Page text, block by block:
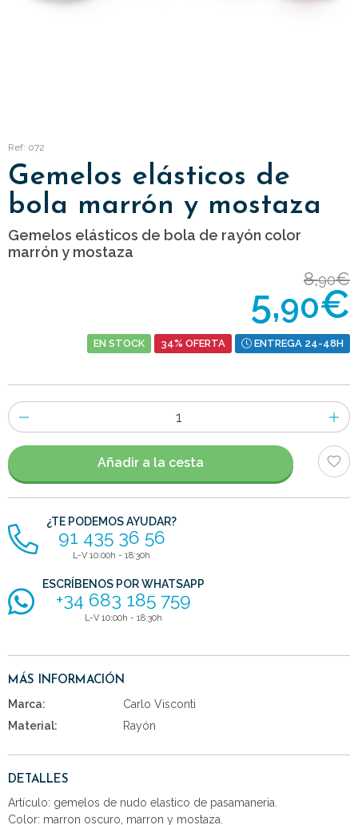
Ref: 072
Gemelos elásticos de
bola marrón y mostaza
Gemelos elásticos de bola de rayón color
marrón y mostaza
8,90€
5,90€
EN STOCK 34% OFERTA ENTREGA 24-48H
Número
de
artículos
Añadir a la cesta
¿TE PODEMOS AYUDAR?
91 435 36 56
L-V 10:00h - 18:30h
ESCRÍBENOS POR WHATSAPP
+34 683 185 759
L-V 10:00h - 18:30h
MÁS INFORMACIÓN
Marca:
Carlo Visconti
Material:
Rayón
DETALLES
Artículo: gemelos de nudo elastico de pasamaneria.
Color: marron oscuro, marron y mostaza.